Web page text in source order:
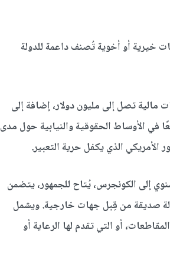
خيرية أو أخوية تُصنف داعمة للدولة
تصل إلى مليون دولار، إضافة إلى
ما أثار جدلاً واسعًا في الأوساط الحقوقية والنيابية حول مدى
الأمريكي الذي يكفل حرية التعبير.
إلى الكونجرس، يُتاح للجمهور، يتضمن
صديقة من قِبل جهات خارجية. ويشمل
أو التي تقدم لها الرعاية أو